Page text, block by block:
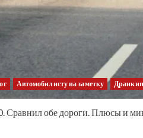
Автомобилисту на заметку
обе дороги. Плюсы и